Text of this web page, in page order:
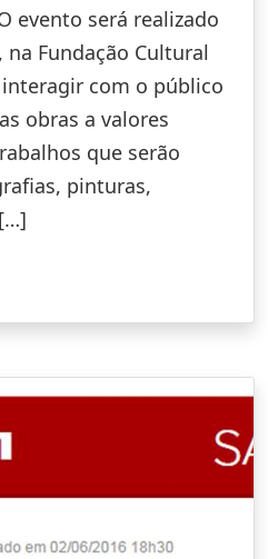
evento será realizado
na Fundação Cultural
com o público
obras a valores
que serão
pinturas,